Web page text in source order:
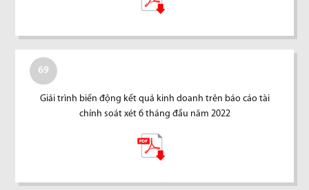
69
Giải trình biến động kết quả kinh doanh trên báo cáo tài
chính soát xét 6 tháng đầu năm 2022